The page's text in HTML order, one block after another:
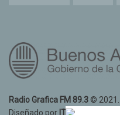
Radio Grafica FM 89.3 © 2021.
Diseñado por IT10